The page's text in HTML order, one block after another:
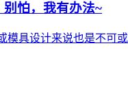
怕，我有办法~
具设计来说也是不可